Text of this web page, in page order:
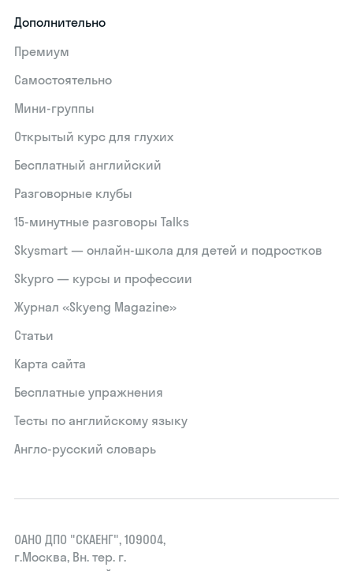
Дополнительно
Премиум
Самостоятельно
Мини-группы
Открытый курс для глухих
Бесплатный английский
Разговорные клубы
15‑минутные разговоры Talks
Skysmart — онлайн-школа для детей и подростков
Skypro — курсы и профессии
Журнал «Skyeng Magazine»
Статьи
Карта сайта
Бесплатные упражнения
Тесты по английскому языку
Англо-русский словарь
ОАНО ДПО "СКАЕНГ", 109004,
г.Москва, Вн. тер. г.